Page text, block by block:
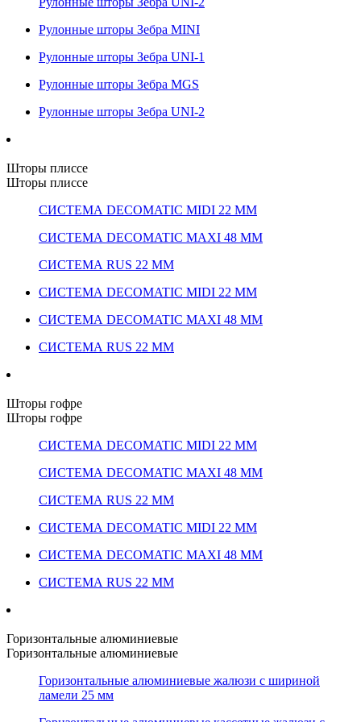
Рулонные шторы Зебра MINI
Рулонные шторы Зебра UNI-1
Рулонные шторы Зебра MGS
Рулонные шторы Зебра UNI-2
Шторы плиссе
Шторы плиссе
СИСТЕМА DECOMATIC MIDI 22 ММ
СИСТЕМА DECOMATIC MAXI 48 ММ
СИСТЕМА RUS 22 ММ
СИСТЕМА DECOMATIC MIDI 22 ММ
СИСТЕМА DECOMATIC MAXI 48 ММ
СИСТЕМА RUS 22 ММ
Шторы гофре
Шторы гофре
СИСТЕМА DECOMATIC MIDI 22 ММ
СИСТЕМА DECOMATIC MAXI 48 ММ
СИСТЕМА RUS 22 ММ
СИСТЕМА DECOMATIC MIDI 22 ММ
СИСТЕМА DECOMATIC MAXI 48 ММ
СИСТЕМА RUS 22 ММ
Горизонтальные алюминиевые
Горизонтальные алюминиевые
Горизонтальные алюминиевые жалюзи с шириной
ламели 25 мм